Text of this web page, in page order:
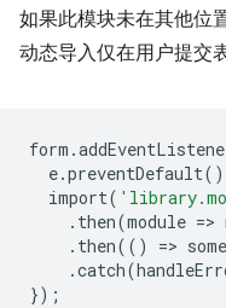
如果此模块未在其他位
动态导入仅在用户提交
form .
e.preventDefault
import(
. then(module =>
. then(() =>
.catch(
});